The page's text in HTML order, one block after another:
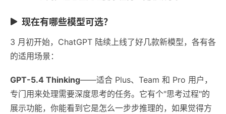
现在有哪些模型可选？
3 月初开始，ChatGPT 陆续上线了好几款新模型，各有各
的适用场景：
GPT-5.4 Thinking——适合 Plus、Team 和 Pro 用户，
专门用来处理需要深度思考的任务。它有个"思考过程"的
展示功能，你能看到它是怎么一步步推理的，如果觉得方